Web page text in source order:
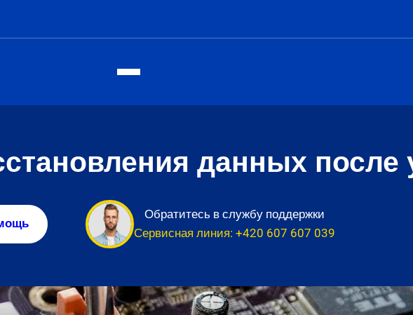
данных после
Обратитесь в службу поддержки
Сервисная линия: +420 607 607 039